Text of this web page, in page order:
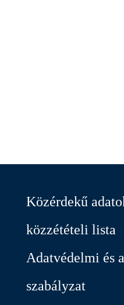
Közérdekű
közzétételi lista
Adatvédelmi és
szabályzat